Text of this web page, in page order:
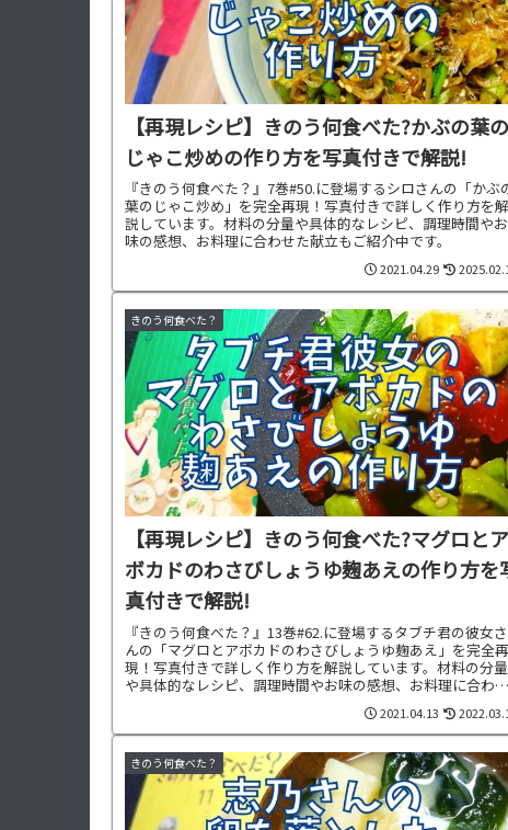
【再現レシピ】きのう何食べた?かぶの葉の
じゃこ炒めの作り方を写真付きで解説!
『きのう何食べた？』7巻#50.に登場するシロさんの「かぶ
葉のじゃこ炒め」を完全再現！写真付きで詳しく作り方を解
説しています。材料の分量や具体的なレシピ、調理時間やお
味の感想、お料理に合わせた献立もご紹介中です。
2021.04.29
きのう何食べた？
【再現レシピ】きのう何食べた?マグロとア
ボカドのわさびしょうゆ麹あえの作り方を
真付きで解説!
『きのう何食べた？』13巻#62.に登場するタブチ君の彼女さ
んの「マグロとアボカドのわさびしょうゆ麹あえ」を完全再
現！写真付きで詳しく作り方を解説しています。材料の分量
や具体的なレシピ、調理時間やお味の感想、お料理に合わせ
2021.04.13
きのう何食べた？